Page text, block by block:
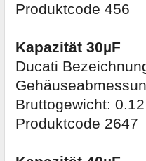
Produktcode 456
Kapazität 30µF
Ducati
Bruttogewicht:
Produktcode 2647